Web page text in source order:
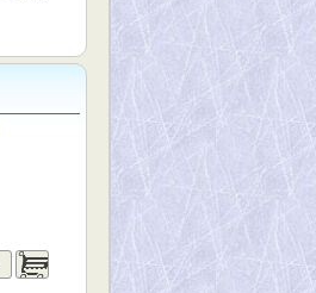
......